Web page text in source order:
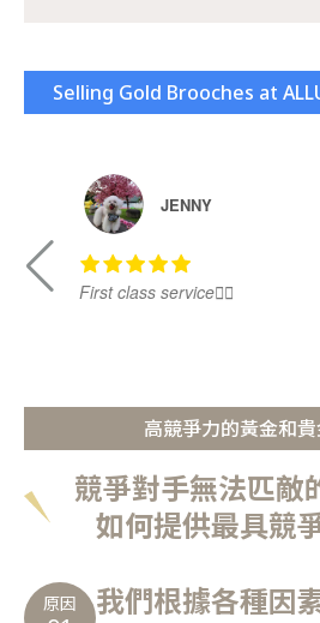
Selling Gold Brooches at
First class service👍🏻
JENNY
高競爭力的黃金和
競爭對手無法匹敵
如何提供最具競
原因
我們根據各種因